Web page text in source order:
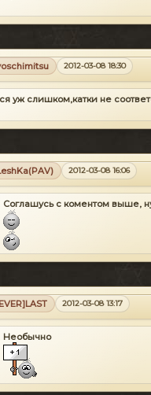
2012-03-08 18:30
уж слишком,катки не
2012-03-08 16:06
Соглашусь с коментом выше,
2012-03-08 13:17
Необычно